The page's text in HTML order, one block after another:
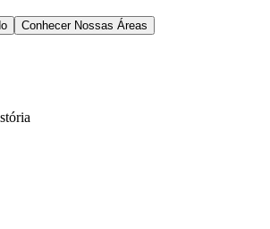
Conhecer Nossas Áreas